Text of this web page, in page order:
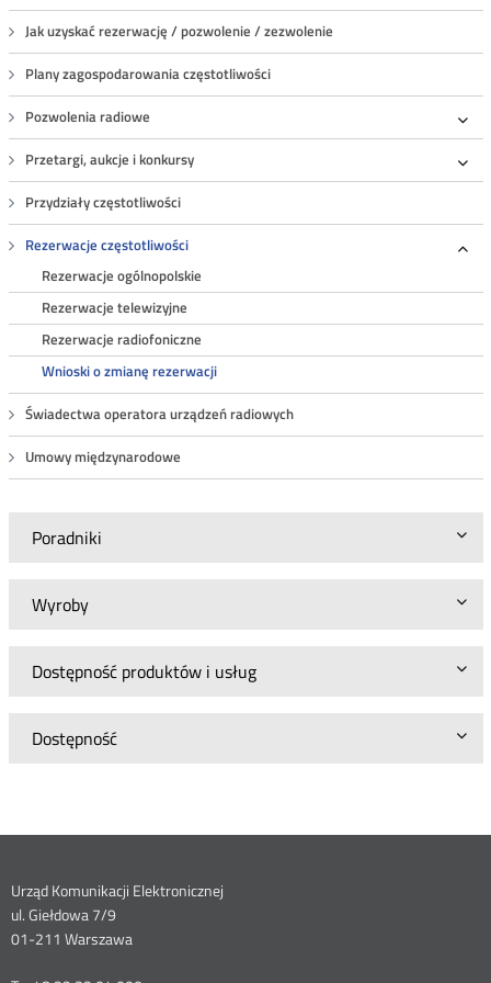
Jak uzyskać rezerwację / pozwolenie / zezwolenie
Plany zagospodarowania częstotliwości
Pozwolenia radiowe
Przetargi, aukcje i konkursy
Przydziały częstotliwości
Rezerwacje częstotliwości
Rezerwacje ogólnopolskie
Rezerwacje telewizyjne
Rezerwacje radiofoniczne
Wnioski o zmianę rezerwacji
Świadectwa operatora urządzeń radiowych
Umowy międzynarodowe
Poradniki
Wyroby
Dostępność produktów i usług
Dostępność
Dane
kontaktowe
Urząd Komunikacji Elektronicznej
ul. Giełdowa 7/9
01-211 Warszawa